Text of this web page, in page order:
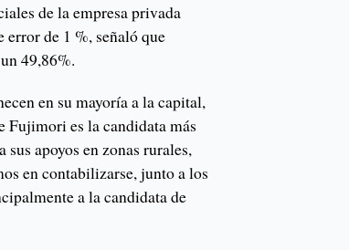
de la empresa privada
de 1 %, señaló que
49,86%.
en su mayoría a la capital,
Fujimori es la candidata más
apoyos en zonas rurales,
en contabilizarse, junto a los
a la candidata de